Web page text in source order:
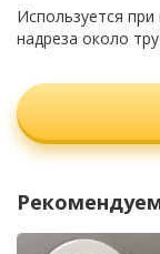
Используется
надреза около